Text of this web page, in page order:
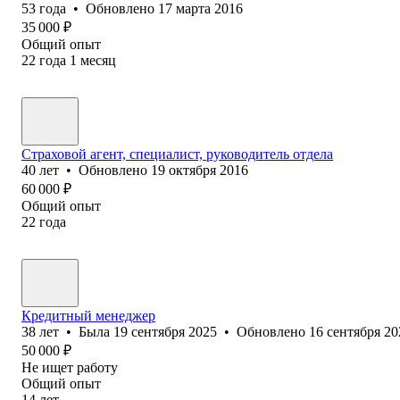
53 года • Обновлено 17 марта 2016
35 000 ₽
Общий опыт
22 года 1 месяц
Страховой агент, специалист, руководитель отдела
40 лет • Обновлено 19 октября 2016
60 000 ₽
Общий опыт
22 года
Кредитный менеджер
38 лет • Была 19 сентября 2025 • Обновлено 16 сентября
50 000 ₽
Не ищет работу
Общий опыт